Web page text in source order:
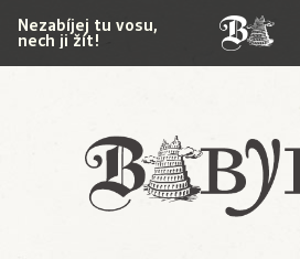
Babylon
Nezabíjej tu vosu,
nech ji žít!